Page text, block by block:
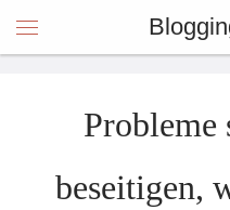
Probleme
beseitigen,